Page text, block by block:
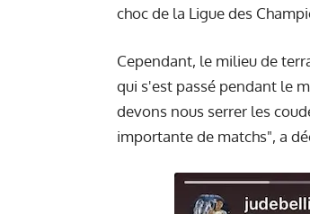
choc de la Ligue des
Cependant, le milieu de
qui s'est passé pendant le
devons nous serrer les
importante de matchs", a